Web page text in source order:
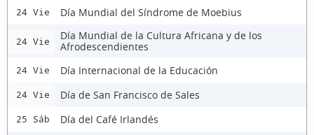
24 Vie Día Mundial del Síndrome de Moebius
24 Vie
Día Mundial de la Cultura Africana y de los
Afrodescendientes
24 Vie Día Internacional de la Educación
24 Vie Día de San Francisco de Sales
25 Sáb Día del Café Irlandés